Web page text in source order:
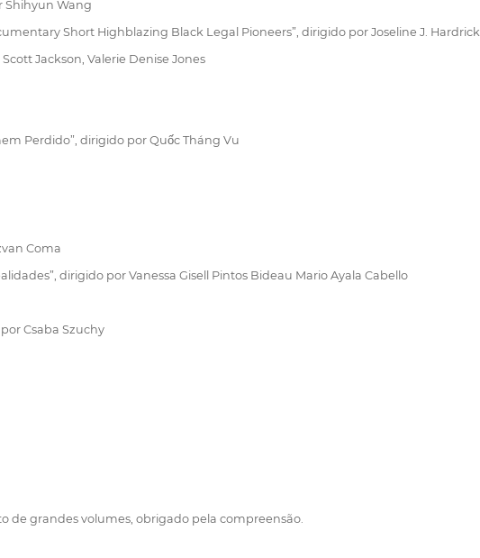
Shihyun Wang
Short Highblazing Black Legal Pioneers”, dirigido por Joseline J. Hardrick
Jackson, Valerie Denise Jones
Perdido”, dirigido por Quốc Tháng Vu
Coma
dirigido por Vanessa Gisell Pintos Bideau Mario Ayala Cabello
Csaba Szuchy
de grandes volumes, obrigado pela compreensão.